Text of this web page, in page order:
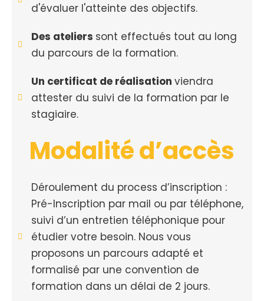
d'évaluer l'atteinte des objectifs.
Des ateliers sont effectués tout au long
du parcours de la formation.
Un certificat de réalisation viendra
attester du suivi de la formation par le
stagiaire.
Modalité d’accès
Déroulement du process d’inscription :
Pré-Inscription par mail ou par téléphone,
suivi d’un entretien téléphonique pour
étudier votre besoin. Nous vous
proposons un parcours adapté et
formalisé par une convention de
formation dans un délai de 2 jours.